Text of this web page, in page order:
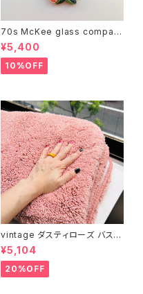
70s McKee glass compan
y ハンドペイントハンド小皿
（赤）
¥5,400
10%OFF
vintage ダスティローズ バスマ
ット
¥5,104
20%OFF